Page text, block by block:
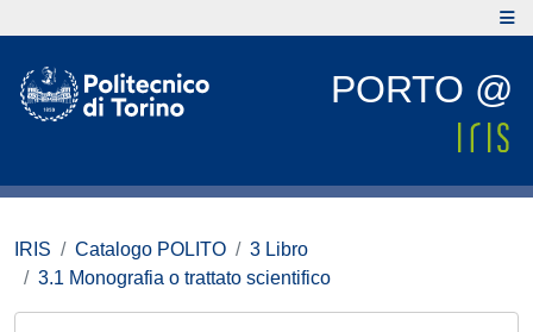
PORTO @
IRIS Catalogo POLITO
3 Libro
3.1 Monografia o trattato scientifico